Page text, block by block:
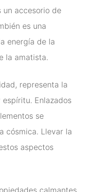
un accesorio de
es una
energía de la
la amatista.
representa la
Enlazados
se
cósmica. Llevar la
aspectos
calmantes,